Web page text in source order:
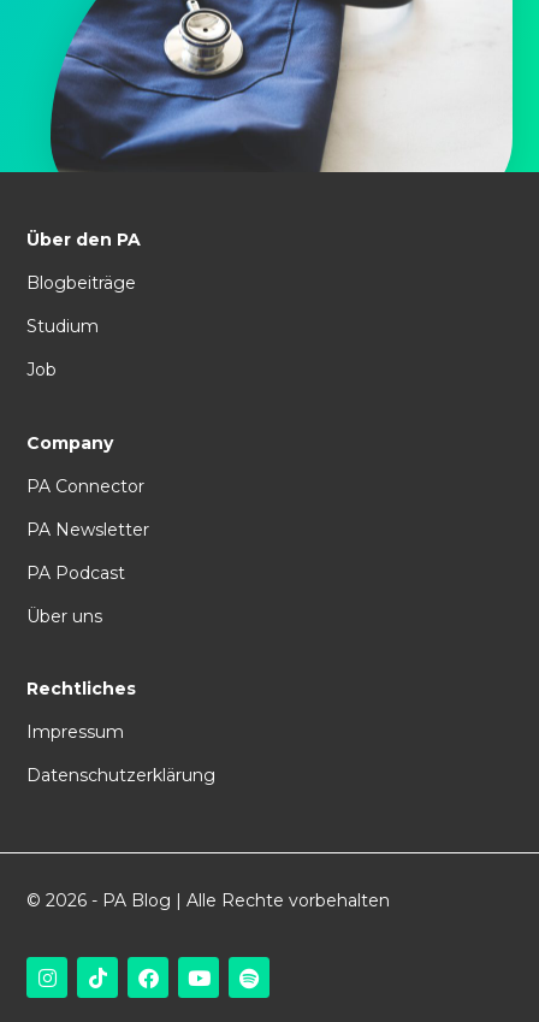
Über den PA
Blogbeiträge
Studium
Job
Company
PA Connector
PA Newsletter
PA Podcast
Über uns
Rechtliches
Impressum
Datenschutzerklärung
© 2026 - PA Blog | Alle Rechte vorbehalten